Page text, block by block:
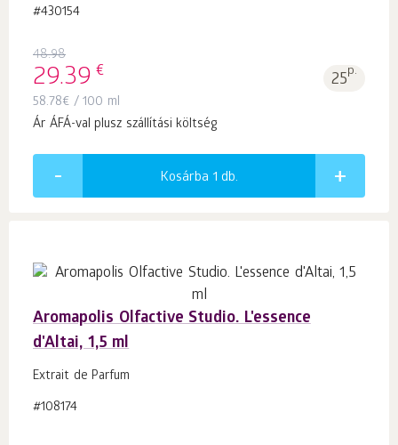
#430154
48.98
29.39 € 25p.
58.78€ / 100 ml
Ár ÁFÁ-val plusz szállítási költség
Kosárba 1 db.
Aromapolis Olfactive Studio. L'essence
d'Altai, 1,5 ml
Extrait de Parfum
#108174